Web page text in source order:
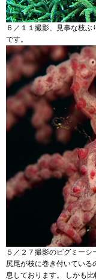
６／１１撮影、見事な枝
です。
５／２７撮影のピグミー
尻尾が枝に巻き付いている
息しております。 しかも比